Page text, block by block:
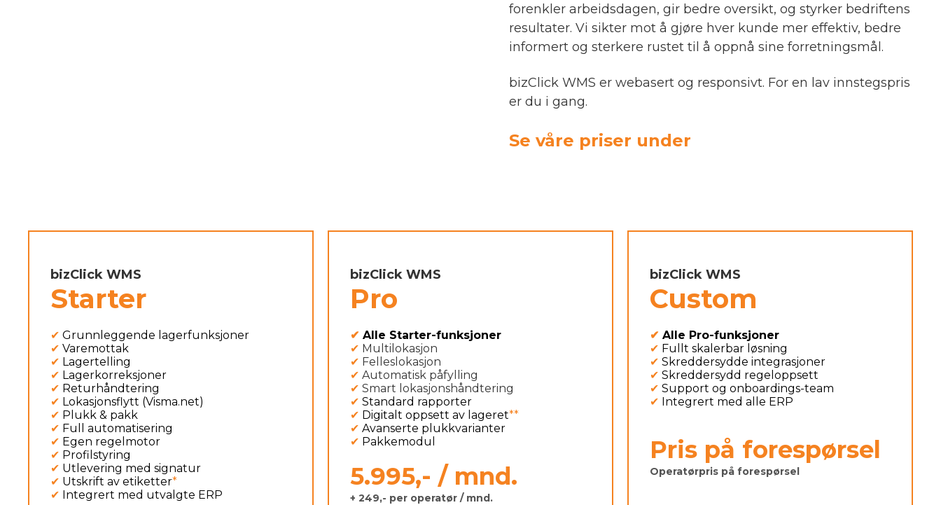
forenkler arbeidsdagen, gir bedre oversikt, og styrker bedriftens
resultater. Vi sikter mot å gjøre hver kunde mer effektiv, bedre
informert og sterkere rustet til å oppnå sine forretningsmål.
bizClick WMS er webasert og responsivt. For en lav innstegspris
er du i gang.
Se våre priser under
bizClick WMS
Starter
✔ Grunnleggende lagerfunksjoner
✔ Varemottak
✔ Lagertelling
✔ Lagerkorreksjoner
✔ Returhåndtering
✔ Lokasjonsflytt (Visma.net)
✔ Plukk & pakk
✔ Full automatisering
✔ Egen regelmotor
✔ Profilstyring
✔ Utlevering med signatur
✔ Utskrift av etiketter*
✔ Integrert med utvalgte ERP
bizClick WMS
Pro
✔ Alle Starter-funksjoner
✔ Multilokasjon
✔ Felleslokasjon
✔ Automatisk påfylling
✔ Smart lokasjonshåndtering
✔ Standard rapporter
✔ Digitalt oppsett av lageret**
✔ Avanserte plukkvarianter
✔ Pakkemodul
5.995,- / mnd.
+ 249,- per operatør / mnd.
bizClick WMS
Custom
✔ Alle Pro-funksjoner
✔ Fullt skalerbar løsning
✔ Skreddersydde integrasjoner
✔ Skreddersydd regeloppsett
✔ Support og onboardings-team
✔ Integrert med alle ERP
Pris på forespørsel
Operatørpris på forespørsel